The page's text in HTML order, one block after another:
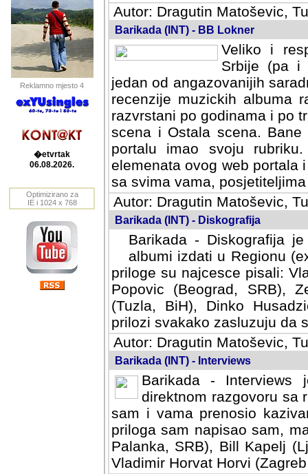
Reklamno mjesto 4
�etvrtak
06.08.2026.
Optimizirano za
IE i 1024 x 768
Autor: Dragutin Matoševic,
Barikada (INT) - BB Lokner
Veliko i
Srbije (pa i
jedan od angazovanijih
recenzije muzickih albuma
razvrstani po godinama i po
scena i Ostala scena.
portalu imao svoju
elemenata ovog web portala
sa svima vama,
Autor: Dragutin Matoševic,
Barikada (INT) - Diskografija
Barikada - Diskografija
albumi izdati u Regionu
priloge su najcesce pisali:
Popovic (Beograd, SRB),
(Tuzla, BiH), Dinko
prilozi svakako zasluzuju da
Autor: Dragutin Matoševic,
Barikada (INT) - Interviews
Barikada -
direktnom razgovoru sa
sam i vama prenosio
priloga sam napisao sam,
Palanka, SRB), Bill Kapelj
Vladimir Horvat Horvi